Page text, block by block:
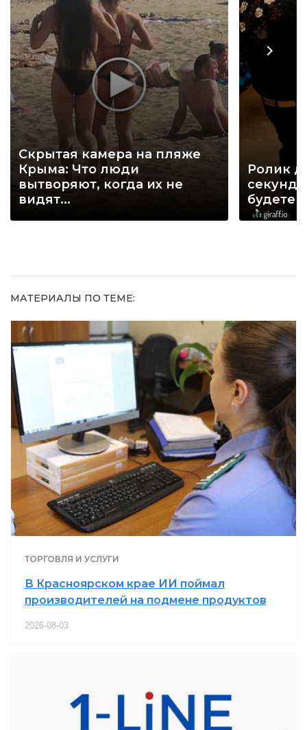
Скрытая камера на пляже
Крыма: Что люди
вытворяют, когда их не
видят...
Ролик
секунд,
будете
МАТЕРИАЛЫ ПО ТЕМЕ:
ТОРГОВЛЯ И УСЛУГИ
В Красноярском крае ИИ поймал
производителей на подмене продуктов
2026-08-03